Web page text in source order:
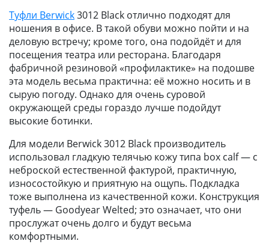
Туфли Berwick3012 Black отлично подходят для
ношения в офисе. В такой обуви можно пойти и на
деловую встречу; кроме того, она подойдёт и для
посещения театра или ресторана. Благодаря
фабричной резиновой «профилактике» на подошве
эта модель весьма практична: её можно носить и в
сырую погоду. Однако для очень суровой
окружающей среды гораздо лучше подойдут
высокие ботинки.
Для модели Berwick 3012 Black производитель
использовал гладкую телячью кожу типа box calf — с
неброской естественной фактурой, практичную,
износостойкую и приятную на ощупь. Подкладка
тоже выполнена из качественной кожи. Конструкция
туфель — Goodyear Welted; это означает, что они
прослужат очень долго и будут весьма
комфортными.